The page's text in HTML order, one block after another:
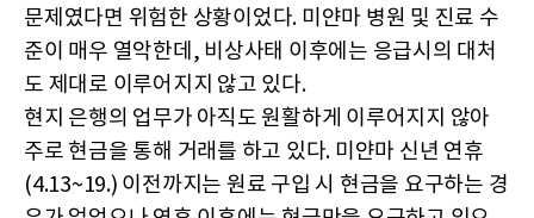
문제였다면 위험한 상황이었다. 미얀마 병원 및 진료 수
준이 매우 열악한데, 비상사태 이후에는 응급시의 대처
도 제대로 이루어지지 않고 있다.
현지 은행의 업무가 아직도 원활하게 이루어지지 않아
주로 현금을 통해 거래를 하고 있다. 미얀마 신년 연휴
(4.13~19.) 이전까지는 원료 구입 시 현금을 요구하는 경